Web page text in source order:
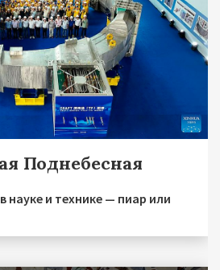
Поднебесная
науке и технике — пиар или